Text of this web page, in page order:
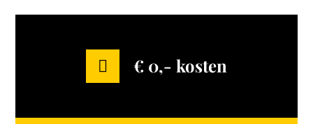
€ 0,- kosten